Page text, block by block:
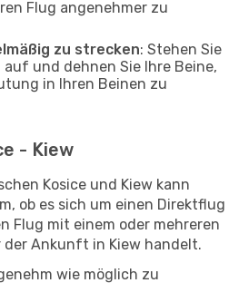
Flug angenehmer zu
zu strecken: Stehen Sie
und dehnen Sie Ihre Beine,
in Ihren Beinen zu
- Kiew
Kosice und Kiew kann
ob es sich um einen Direktflug
Flug mit einem oder mehreren
der Ankunft in Kiew handelt.
wie möglich zu